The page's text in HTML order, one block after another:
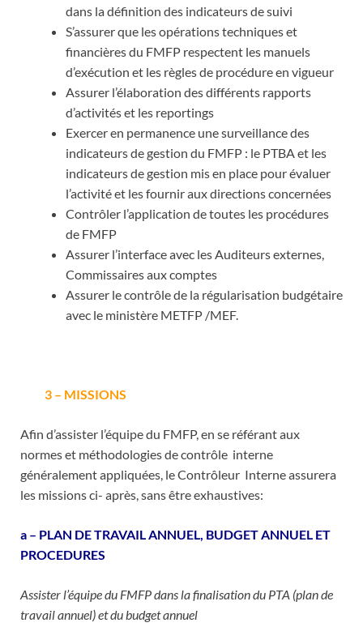
dans la définition des indicateurs de suivi
S’assurer que les opérations techniques et
financières du FMFP respectent les manuels
d’exécution et les règles de procédure en vigueur
Assurer l’élaboration des différents rapports
d’activités et les reportings
Exercer en permanence une surveillance des
indicateurs de gestion du FMFP : le PTBA et les
indicateurs de gestion mis en place pour évaluer
l’activité et les fournir aux directions concernées
Contrôler l’application de toutes les procédures
de FMFP
Assurer l’interface avec les Auditeurs externes,
Commissaires aux comptes
Assurer le contrôle de la régularisation budgétaire
avec le ministère METFP /MEF.
3 – MISSIONS
Afin d’assister l’équipe du FMFP, en se référant aux
normes et méthodologies de contrôle interne
généralement appliquées, le Contrôleur Interne assurera
les missions ci- après, sans être exhaustives:
a – PLAN DE TRAVAIL ANNUEL, BUDGET ANNUEL ET
PROCEDURES
Assister l’équipe du FMFP dans la finalisation du PTA (plan de
travail annuel) et du budget annuel